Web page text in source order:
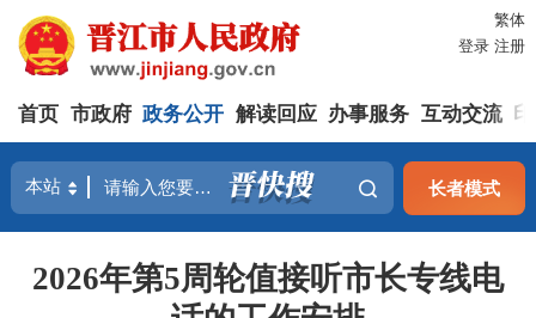
繁体
登录 注册
首页 市政府 政务公开 解读回应 办事服务 互动交流
长者模式
2026年第5周轮值接听市长专线电